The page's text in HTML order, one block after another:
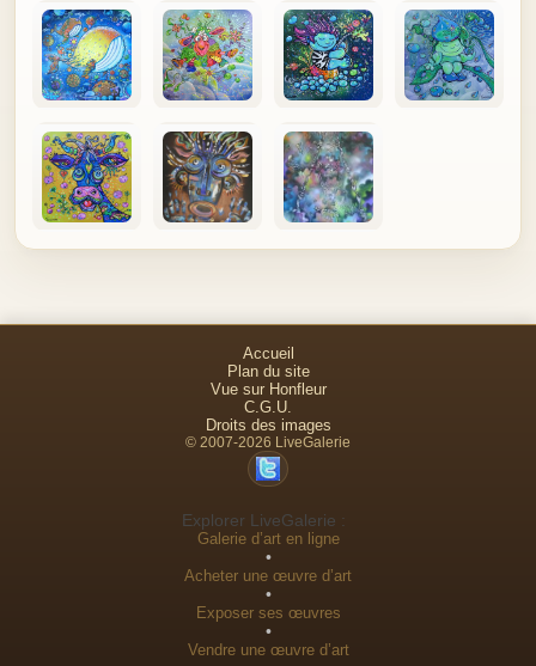
Accueil
Plan du site
Vue sur Honfleur
C.G.U.
Droits des images
© 2007-2026 LiveGalerie
Explorer LiveGalerie :
Galerie d’art en ligne
•
Acheter une œuvre d’art
•
Exposer ses œuvres
•
Vendre une œuvre d’art